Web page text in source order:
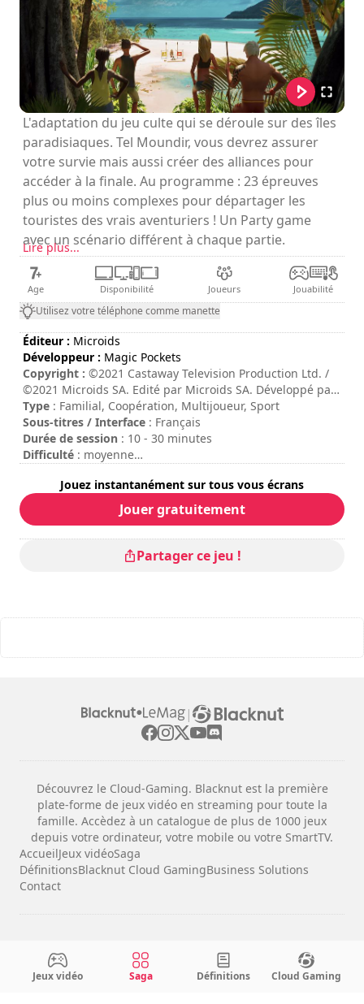
L'adaptation du jeu culte qui se déroule sur des îles
paradisiaques. Tel Moundir, vous devrez assurer
votre survie mais aussi créer des alliances pour
accéder à la finale. Au programme : 23 épreuves
plus ou moins complexes pour départager les
touristes des vrais aventuriers ! Un Party game
avec un scénario différent à chaque partie.
Lire plus...
Age Disponibilité Joueurs Jouabilité
Utilisez votre téléphone comme manette
Éditeur : Microids
Développeur : Magic Pockets
Copyright : ©2021 Castaway Television Production Ltd. /
©2021 Microids SA. Edité par Microids SA. Développé par
Magic Pockets. Tous droits réservés.
Type : Familial, Coopération, Multijoueur, Sport
Sous-titres / Interface : Français
Durée de session : 10 - 30 minutes
Difficulté : moyenne
Les commandes sont indiquées dans les options du jeu.
Jouez instantanément sur tous vous écrans
Jouer gratuitement
Partager ce jeu !
|
Découvrez le Cloud-Gaming. Blacknut est la première
plate-forme de jeux vidéo en streaming pour toute la
famille. Accèdez à un catalogue de plus de 1000 jeux
depuis votre ordinateur, votre mobile ou votre SmartTV.
AccueilJeux vidéoSaga
DéfinitionsBlacknut Cloud GamingBusiness Solutions
Contact
Mentions légales
Conditions d'utilisation
Confidentialité
Jeux vidéo Saga Définitions Cloud Gaming